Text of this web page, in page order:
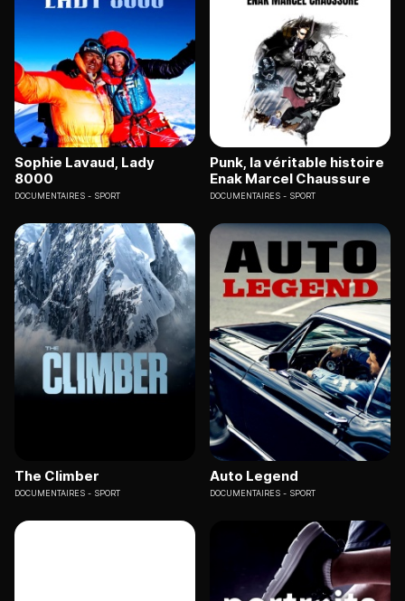
Sophie Lavaud, Lady
8000
DOCUMENTAIRES SPORT
Punk, la véritable histoire
Enak Marcel Chaussure
DOCUMENTAIRES SPORT
The Climber
DOCUMENTAIRES SPORT
Auto Legend
DOCUMENTAIRES SPORT